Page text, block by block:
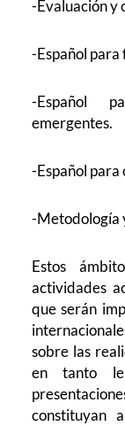
-Evaluación y
-Español para
-Español
emergentes.
-Español para
-Metodología
Estos
actividades
que serán
sobre las
en tanto
constituyan